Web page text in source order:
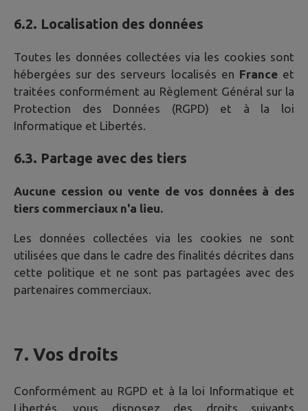
6.2. Localisation des données
Toutes les données collectées via les cookies sont
hébergées sur des serveurs localisés en Franceet
traitées conformément au Règlement Général sur la
Protection des Données (RGPD) et à la loi
Informatique et Libertés.
6.3. Partage avec des tiers
Aucune cession ou vente de vos données à des
tiers commerciaux n'a lieu.
Les données collectées via les cookies ne sont
utilisées que dans le cadre des finalités décrites dans
cette politique et ne sont pas partagées avec des
partenaires commerciaux.
7. Vos droits
Conformément au RGPD et à la loi Informatique et
Libertés, vous disposez des droits suivants